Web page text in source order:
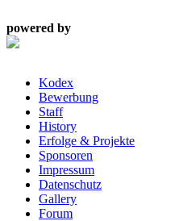
powered by
Kodex
Bewerbung
Staff
History
Erfolge & Projekte
Sponsoren
Impressum
Datenschutz
Gallery
Forum